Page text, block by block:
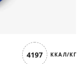
4197 ККАЛ/КГ